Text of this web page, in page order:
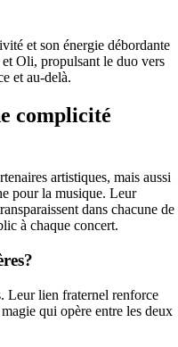
et son énergie débordante
Oli, propulsant le duo vers
et au-delà.
complicité
artistiques, mais aussi
pour la musique. Leur
dans chacune de
à chaque concert.
Leur lien fraternel renforce
qui opère entre les deux